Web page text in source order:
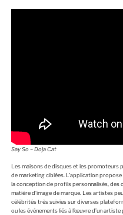
Say So – Doja Cat
Les maisons de disques et les promoteurs
de marketing ciblées. L’application
la conception de profils personnalisés, des
matière d’image de marque. Les artistes
célébrités très suivies sur diverses
ou les événements liés à l’œuvre d’un